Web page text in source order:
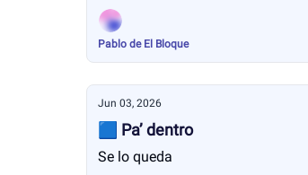
Pablo de El Bloque
Jun 03, 2026
🟦 Pa’ dentro
Se lo queda